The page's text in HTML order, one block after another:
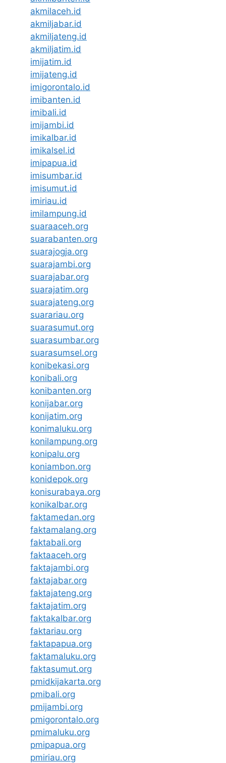
akmilaceh.id
akmiljabar.id
akmiljateng.id
akmiljatim.id
imijatim.id
imijateng.id
imigorontalo.id
imibanten.id
imibali.id
imijambi.id
imikalbar.id
imikalsel.id
imipapua.id
imisumbar.id
imisumut.id
imiriau.id
imilampung.id
suaraaceh.org
suarabanten.org
suarajogja.org
suarajambi.org
suarajabar.org
suarajatim.org
suarajateng.org
suarariau.org
suarasumut.org
suarasumbar.org
suarasumsel.org
konibekasi.org
konibali.org
konibanten.org
konijabar.org
konijatim.org
konimaluku.org
konilampung.org
konipalu.org
koniambon.org
konidepok.org
konisurabaya.org
konikalbar.org
faktamedan.org
faktamalang.org
faktabali.org
faktaaceh.org
faktajambi.org
faktajabar.org
faktajateng.org
faktajatim.org
faktakalbar.org
faktariau.org
faktapapua.org
faktamaluku.org
faktasumut.org
pmidkijakarta.org
pmibali.org
pmijambi.org
pmigorontalo.org
pmimaluku.org
pmipapua.org
pmiriau.org